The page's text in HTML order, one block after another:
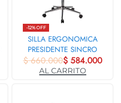
-12% OFF
SILLA ERGONOMICA
PRESIDENTE SINCRO
AUSTRALIA BASE CROMO
3958
$660.000$584.000
AL CARRITO